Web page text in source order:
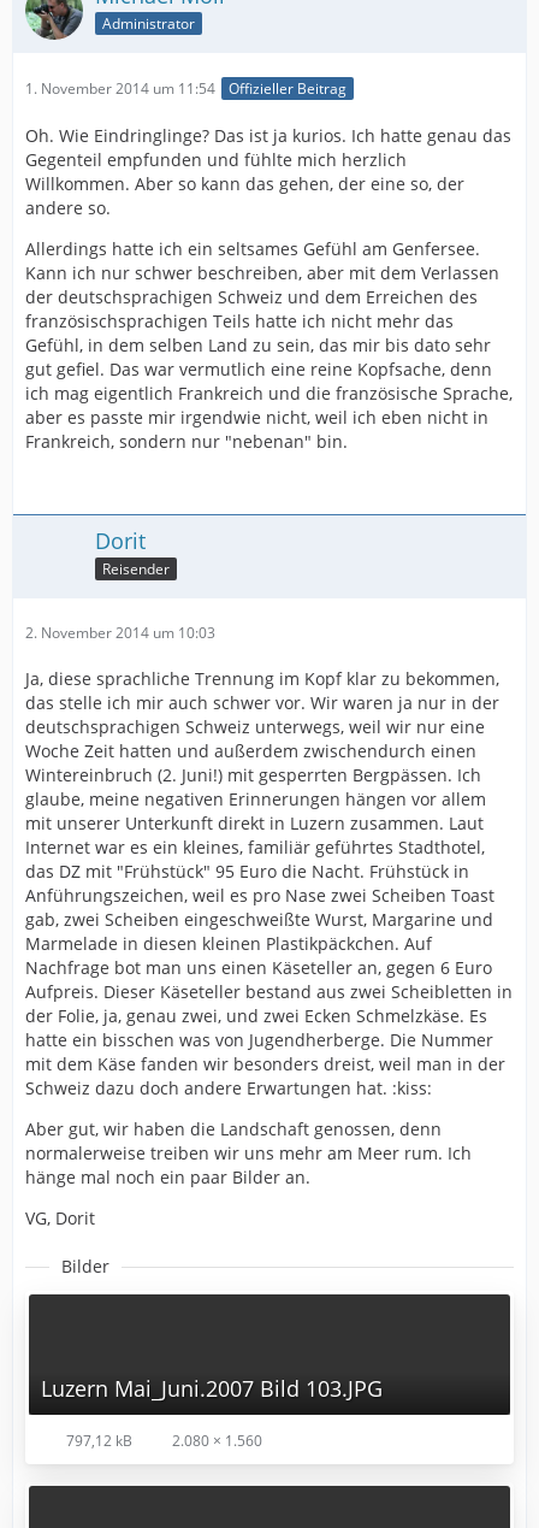
Administrator
1. November 2014 um 11:54 Offizieller Beitrag
Oh. Wie Eindringlinge? Das ist ja kurios. Ich hatte genau das
Gegenteil empfunden und fühlte mich herzlich
Willkommen. Aber so kann das gehen, der eine so, der
andere so.
Allerdings hatte ich ein seltsames Gefühl am Genfersee.
Kann ich nur schwer beschreiben, aber mit dem Verlassen
der deutschsprachigen Schweiz und dem Erreichen des
französischsprachigen Teils hatte ich nicht mehr das
Gefühl, in dem selben Land zu sein, das mir bis dato sehr
gut gefiel. Das war vermutlich eine reine Kopfsache, denn
ich mag eigentlich Frankreich und die französische Sprache,
aber es passte mir irgendwie nicht, weil ich eben nicht in
Frankreich, sondern nur "nebenan" bin.
Dorit
Reisender
2. November 2014 um 10:03
Ja, diese sprachliche Trennung im Kopf klar zu bekommen,
das stelle ich mir auch schwer vor. Wir waren ja nur in der
deutschsprachigen Schweiz unterwegs, weil wir nur eine
Woche Zeit hatten und außerdem zwischendurch einen
Wintereinbruch (2. Juni!) mit gesperrten Bergpässen. Ich
glaube, meine negativen Erinnerungen hängen vor allem
mit unserer Unterkunft direkt in Luzern zusammen. Laut
Internet war es ein kleines, familiär geführtes Stadthotel,
das DZ mit "Frühstück" 95 Euro die Nacht. Frühstück in
Anführungszeichen, weil es pro Nase zwei Scheiben Toast
gab, zwei Scheiben eingeschweißte Wurst, Margarine und
Marmelade in diesen kleinen Plastikpäckchen. Auf
Nachfrage bot man uns einen Käseteller an, gegen 6 Euro
Aufpreis. Dieser Käseteller bestand aus zwei Scheibletten in
der Folie, ja, genau zwei, und zwei Ecken Schmelzkäse. Es
hatte ein bisschen was von Jugendherberge. Die Nummer
mit dem Käse fanden wir besonders dreist, weil man in der
Schweiz dazu doch andere Erwartungen hat. :kiss:
Aber gut, wir haben die Landschaft genossen, denn
normalerweise treiben wir uns mehr am Meer rum. Ich
hänge mal noch ein paar Bilder an.
VG, Dorit
Bilder
Luzern Mai_Juni.2007 Bild 103.JPG
797,12 kB 2.080 × 1.560